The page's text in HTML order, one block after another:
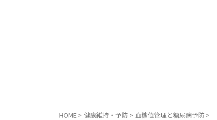
HOME > 健康維持・予防 > 血糖値管理と糖尿病予防 >